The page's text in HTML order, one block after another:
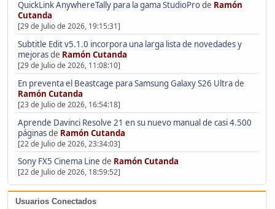
QuickLink AnywhereTally para la gama StudioProde Ramón
Cutanda
[29 de Julio de 2026, 19:15:31]
Subtitle Edit v5.1.0 incorpora una larga lista de novedades y
mejorasde Ramón Cutanda
[29 de Julio de 2026, 11:08:10]
En preventa el Beastcage para Samsung Galaxy S26 Ultrade
Ramón Cutanda
[23 de Julio de 2026, 16:54:18]
Aprende Davinci Resolve 21 en su nuevo manual de casi 4.500
páginasde Ramón Cutanda
[22 de Julio de 2026, 23:34:03]
Sony FX5 Cinema Line de Ramón Cutanda
[22 de Julio de 2026, 18:59:52]
Usuarios Conectados